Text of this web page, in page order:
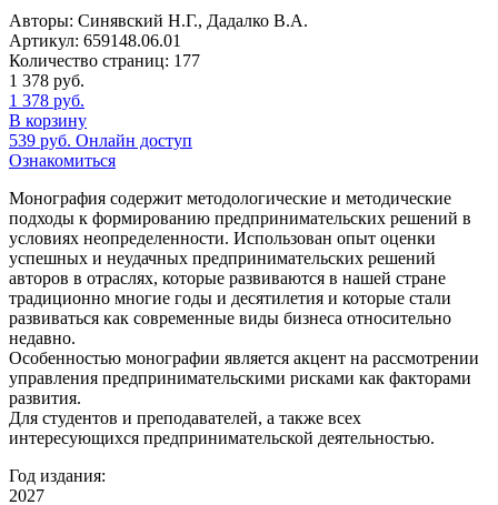
Авторы: Синявский Н.Г., Дадалко В.А.
Артикул: 659148.06.01
Количество страниц: 177
1 378 руб.
1 378 руб.
В корзину
539 руб. Онлайн доступ
Ознакомиться
Монография содержит методологические и методические
подходы к формированию предпринимательских решений в
условиях неопределенности. Использован опыт оценки
успешных и неудачных предпринимательских решений
авторов в отраслях, которые развиваются в нашей стране
традиционно многие годы и десятилетия и которые стали
развиваться как современные виды бизнеса относительно
недавно.
Особенностью монографии является акцент на рассмотрении
управления предпринимательскими рисками как факторами
развития.
Для студентов и преподавателей, а также всех
интересующихся предпринимательской деятельностью.
Год издания:
2027